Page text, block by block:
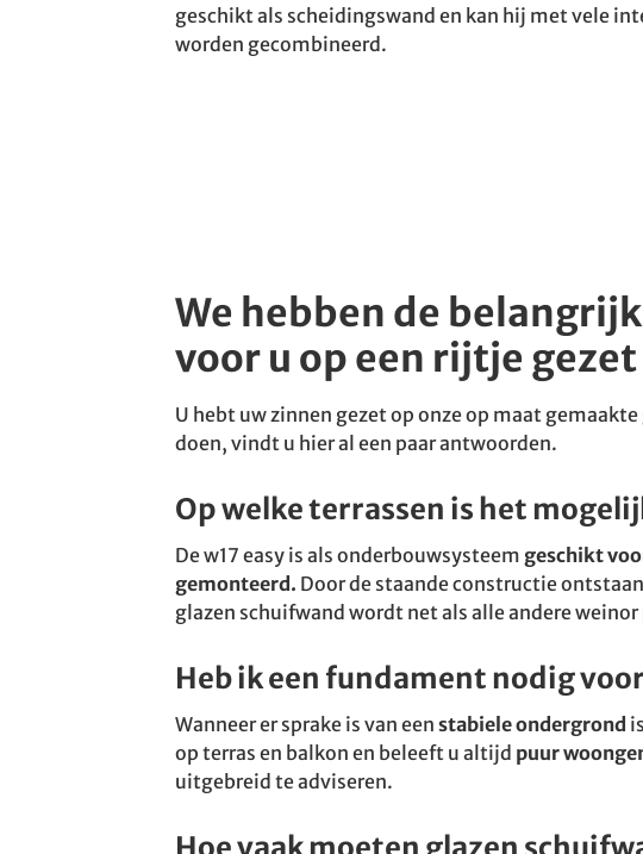
geschikt als scheidingswand en kan hij met vele
worden gecombineerd.
We hebben de
voor u op een rijtje gezet
U hebt uw zinnen gezet op onze op maat
doen, vindt u hier al een paar antwoorden.
Op welke terrassen is het
De w17 easy is als onderbouwsysteem geschikt
gemonteerd. Door de staande constructie
glazen schuifwand wordt net als alle andere
Heb ik een fundament nodig
Wanneer er sprake is van een stabiele ondergrond
op terras en balkon en beleeft u altijd puur
uitgebreid te adviseren.